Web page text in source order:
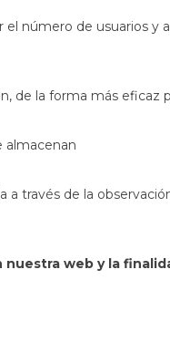
número de usuarios
de la forma más eficaz
almacenan
través de la
web y la